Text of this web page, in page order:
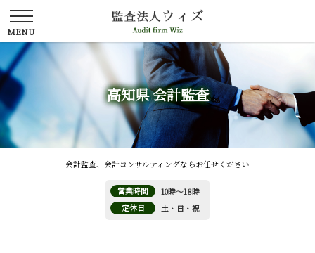
高知県 会計監査
会計監査、会計コンサルティングならお任せください
営業時間
10時～18時
定休日
土・日・祝